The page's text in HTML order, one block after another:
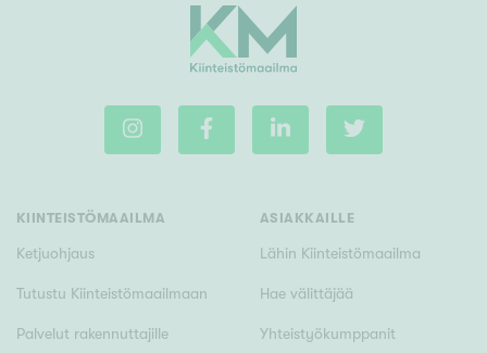
Senioriasunto
KIINTEISTÖMAAILMA
Ketjuohjaus
Tutustu Kiinteistömaailmaan
Palvelut rakennuttajille
ASIAKKAILLE
Lähin Kiinteistömaailma
Hae välittäjää
Yhteistyökumppanit